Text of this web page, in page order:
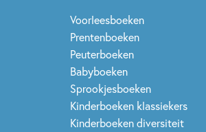
Voorleesboeken
Prentenboeken
Peuterboeken
Babyboeken
Sprookjesboeken
Kinderboeken klassiekers
Kinderboeken diversiteit